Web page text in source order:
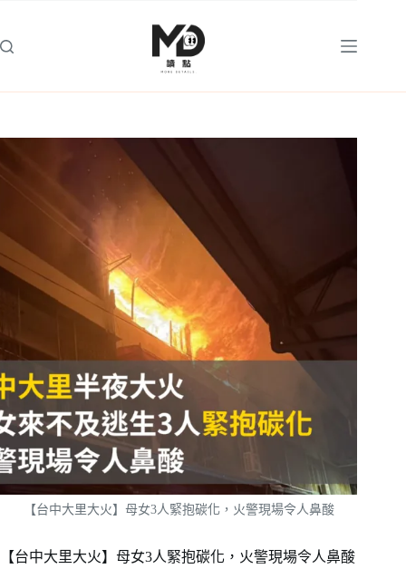
主
【台中大里大火】母女3人緊抱碳化，火警現場令人鼻酸
【台中大里大火】母女3人緊抱碳化，火警現場令人鼻酸